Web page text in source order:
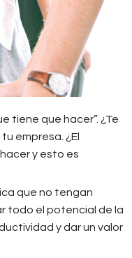
tiene que hacer”. ¿Te
empresa. ¿El
y esto es
que no tengan
todo el potencial de la
y dar un valor